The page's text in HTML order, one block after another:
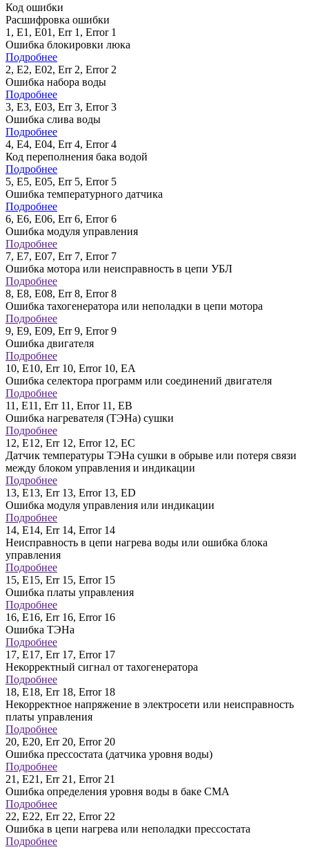
Код ошибки
Расшифровка ошибки
1, Е1, Е01, Err 1, Error 1
Ошибка блокировки люка
Подробнее
2, Е2, Е02, Err 2, Error 2
Ошибка набора воды
Подробнее
3, Е3, Е03, Err 3, Error 3
Ошибка слива воды
Подробнее
4, Е4, Е04, Err 4, Error 4
Код переполнения бака водой
Подробнее
5, Е5, Е05, Err 5, Error 5
Ошибка температурного датчика
Подробнее
6, Е6, Е06, Err 6, Error 6
Ошибка модуля управления
Подробнее
7, Е7, Е07, Err 7, Error 7
Ошибка мотора или неисправность в цепи УБЛ
Подробнее
8, Е8, Е08, Err 8, Error 8
Ошибка тахогенератора или неполадки в цепи мотора
Подробнее
9, Е9, Е09, Err 9, Error 9
Ошибка двигателя
Подробнее
10, Е10, Err 10, Error 10, ЕА
Ошибка селектора программ или соединений двигателя
Подробнее
11, Е11, Err 11, Error 11, ЕВ
Ошибка нагревателя (ТЭНа) сушки
Подробнее
12, Е12, Err 12, Error 12, ЕС
Датчик температуры ТЭНа сушки в обрыве или потеря связи
между блоком управления и индикации
Подробнее
13, Е13, Err 13, Error 13, ED
Ошибка модуля управления или индикации
Подробнее
14, Е14, Err 14, Error 14
Неисправность в цепи нагрева воды или ошибка блока
управления
Подробнее
15, Е15, Err 15, Error 15
Ошибка платы управления
Подробнее
16, Е16, Err 16, Error 16
Ошибка ТЭНа
Подробнее
17, Е17, Err 17, Error 17
Некорректный сигнал от тахогенератора
Подробнее
18, Е18, Err 18, Error 18
Некорректное напряжение в электросети или неисправность
платы управления
Подробнее
20, Е20, Err 20, Error 20
Ошибка прессостата (датчика уровня воды)
Подробнее
21, Е21, Err 21, Error 21
Ошибка определения уровня воды в баке СМА
Подробнее
22, Е22, Err 22, Error 22
Ошибка в цепи нагрева или неполадки прессостата
Подробнее